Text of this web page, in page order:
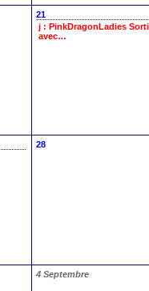
21
j : PinkDragonLadies
avec…
28
4 Septembre